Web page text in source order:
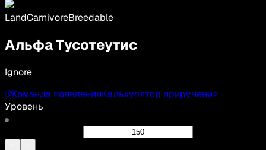
LandCarnivoreBreedable
Альфа Тусотеутис
Ignore
Команда появленияКалькулятор приручения
Уровень